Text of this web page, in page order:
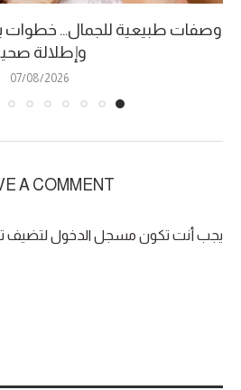
وصفات طبيعية للجمال…
وإطلالة
07/08/2026
A COMMENT
يجب أنت تكون مسجل الدخول لتضيف